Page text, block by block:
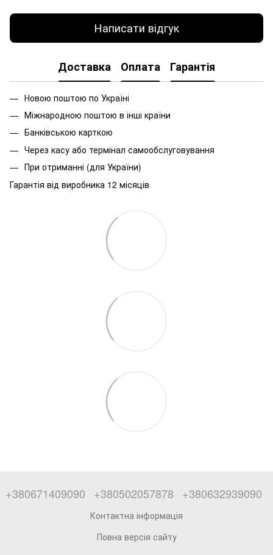
Написати відгук
Доставка Оплата Гарантія
Новою поштою по Україні
Міжнародною поштою в інші країни
Банківською карткою
Через касу або термінал самообслуговування
При отриманні (для України)
Гарантія від виробника 12 місяців
+380671409090 +380502057878 +380632939090
Контактна інформація
Повна версія сайту